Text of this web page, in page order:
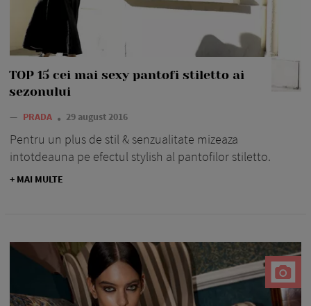
TOP 15 cei mai sexy pantofi stiletto ai
sezonului
— PRADA 29 august 2016
Pentru un plus de stil & senzualitate mizeaza
intotdeauna pe efectul stylish al pantofilor stiletto.
+ MAI MULTE